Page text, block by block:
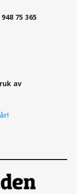
75 365
av